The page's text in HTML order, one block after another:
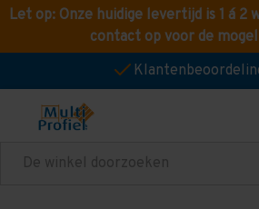
Let op: Onze huidige levertijd is 1 á 2
contact op voor de
Zoeken